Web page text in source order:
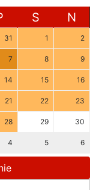
S N
31 1 2
7 8 9
14 15 16
21 22 23
28 29 30
4 5 6